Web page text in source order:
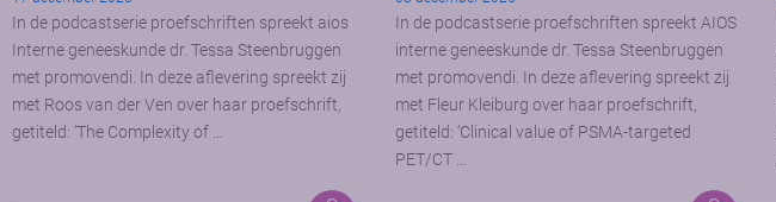
In de podcastserie proefschriften spreekt aios
Interne geneeskunde dr. Tessa Steenbruggen
met promovendi. In deze aflevering spreekt zij
met Roos van der Ven over haar proefschrift,
getiteld: ‘The Complexity of …
In de podcastserie proefschriften spreekt AIOS
interne geneeskunde dr. Tessa Steenbruggen
met promovendi. In deze aflevering spreekt zij
met Fleur Kleiburg over haar proefschrift,
getiteld: ‘Clinical value of PSMA-targeted
PET/CT …